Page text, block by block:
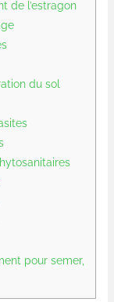
de l’estragon
du sol
pour semer,